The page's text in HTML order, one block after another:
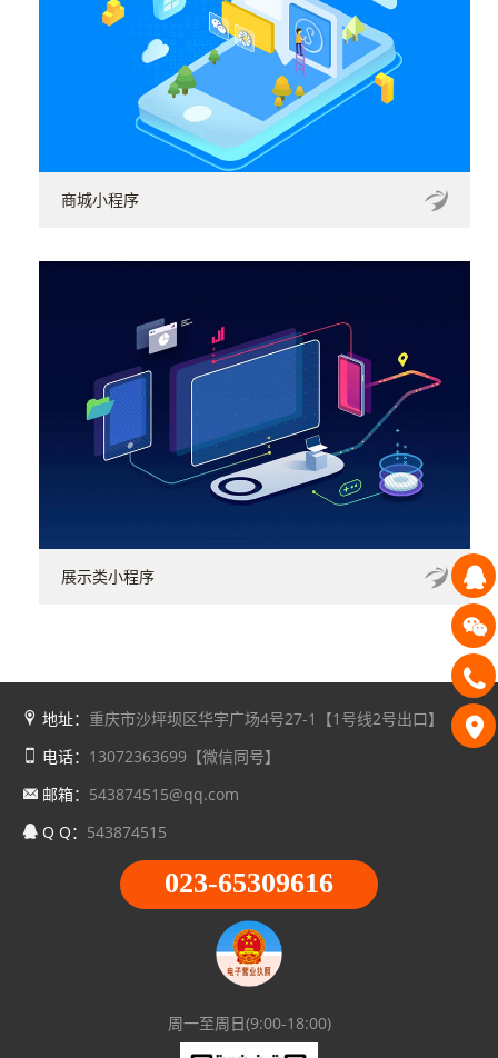
商城小程序
展示类小程序
地址： 重庆市沙坪坝区华宇广场4号27-1【1号线2号出口】
电话： 13072363699【微信同号】
邮箱： 543874515@qq.com
Q Q： 543874515
023-65309616
周一至周日(9:00-18:00)